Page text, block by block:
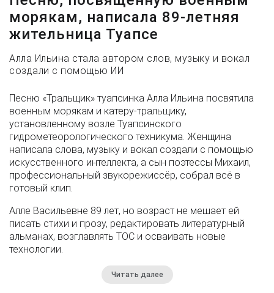
морякам, написала 89-летняя
жительница Туапсе
Алла Ильина стала автором слов, музыку и вокал
создали с помощью ИИ
Песню «Тральщик» туапсинка Алла Ильина посвятила
военным морякам и катеру-тральщику,
установленному возле Туапсинского
гидрометеорологического техникума. Женщина
написала слова, музыку и вокал создали с помощью
искусственного интеллекта, а сын поэтессы Михаил,
профессиональный звукорежиссёр, собрал всё в
готовый клип.
Алле Васильевне 89 лет, но возраст не мешает ей
писать стихи и прозу, редактировать литературный
альманах, возглавлять ТОС и осваивать новые
технологии.
Читать далее